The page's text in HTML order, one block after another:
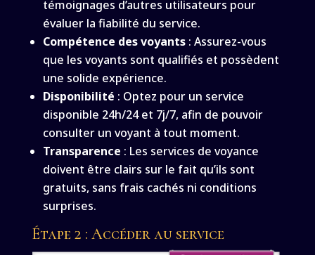
témoignages d’autres utilisateurs pour
évaluer la fiabilité du service.
Compétence des voyants: Assurez-vous
que les voyants sont qualifiés et possèdent
une solide expérience.
Disponibilité : Optez pour un service
disponible 24h/24 et 7j/7, afin de pouvoir
consulter un voyant à tout moment.
Transparence : Les services de voyance
doivent être clairs sur le fait qu’ils sont
gratuits, sans frais cachés ni conditions
surprises.
Étape 2 : Accéder au service